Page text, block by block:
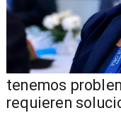
tenemos
requieren